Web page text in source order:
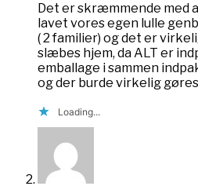
Det er skræmmende med
lavet vores egen lulle
( 2 familier) og det er
slæbes hjem, da ALT er
emballage i sammen
og der burde virkelig
Loading...